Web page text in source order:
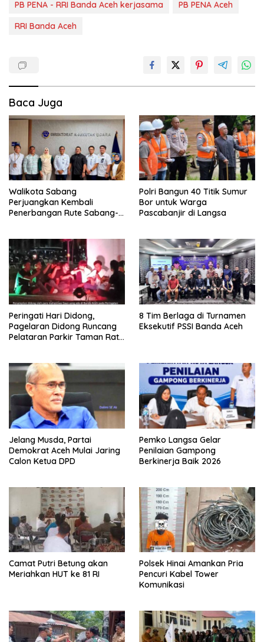
PB PENA - RRI Banda Aceh kerjasama
PB PENA Aceh
RRI Banda Aceh
Baca Juga
Walikota Sabang
Perjuangkan Kembali
Penerbangan Rute Sabang-
Polri Bangun 40 Titik Sumur
Bor untuk Warga
Pascabanjir di Langsa
Peringati Hari Didong,
Pagelaran Didong Runcang
Pelataran Parkir Taman Ratu
8 Tim Berlaga di Turnamen
Eksekutif PSSI Banda Aceh
Jelang Musda, Partai
Demokrat Aceh Mulai Jaring
Calon Ketua DPD
Pemko Langsa Gelar
Penilaian Gampong
Berkinerja Baik 2026
Camat Putri Betung akan
Meriahkan HUT ke 81 RI
Polsek Hinai Amankan Pria
Pencuri Kabel Tower
Komunikasi